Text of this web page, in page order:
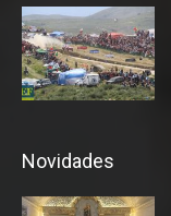
Novidades